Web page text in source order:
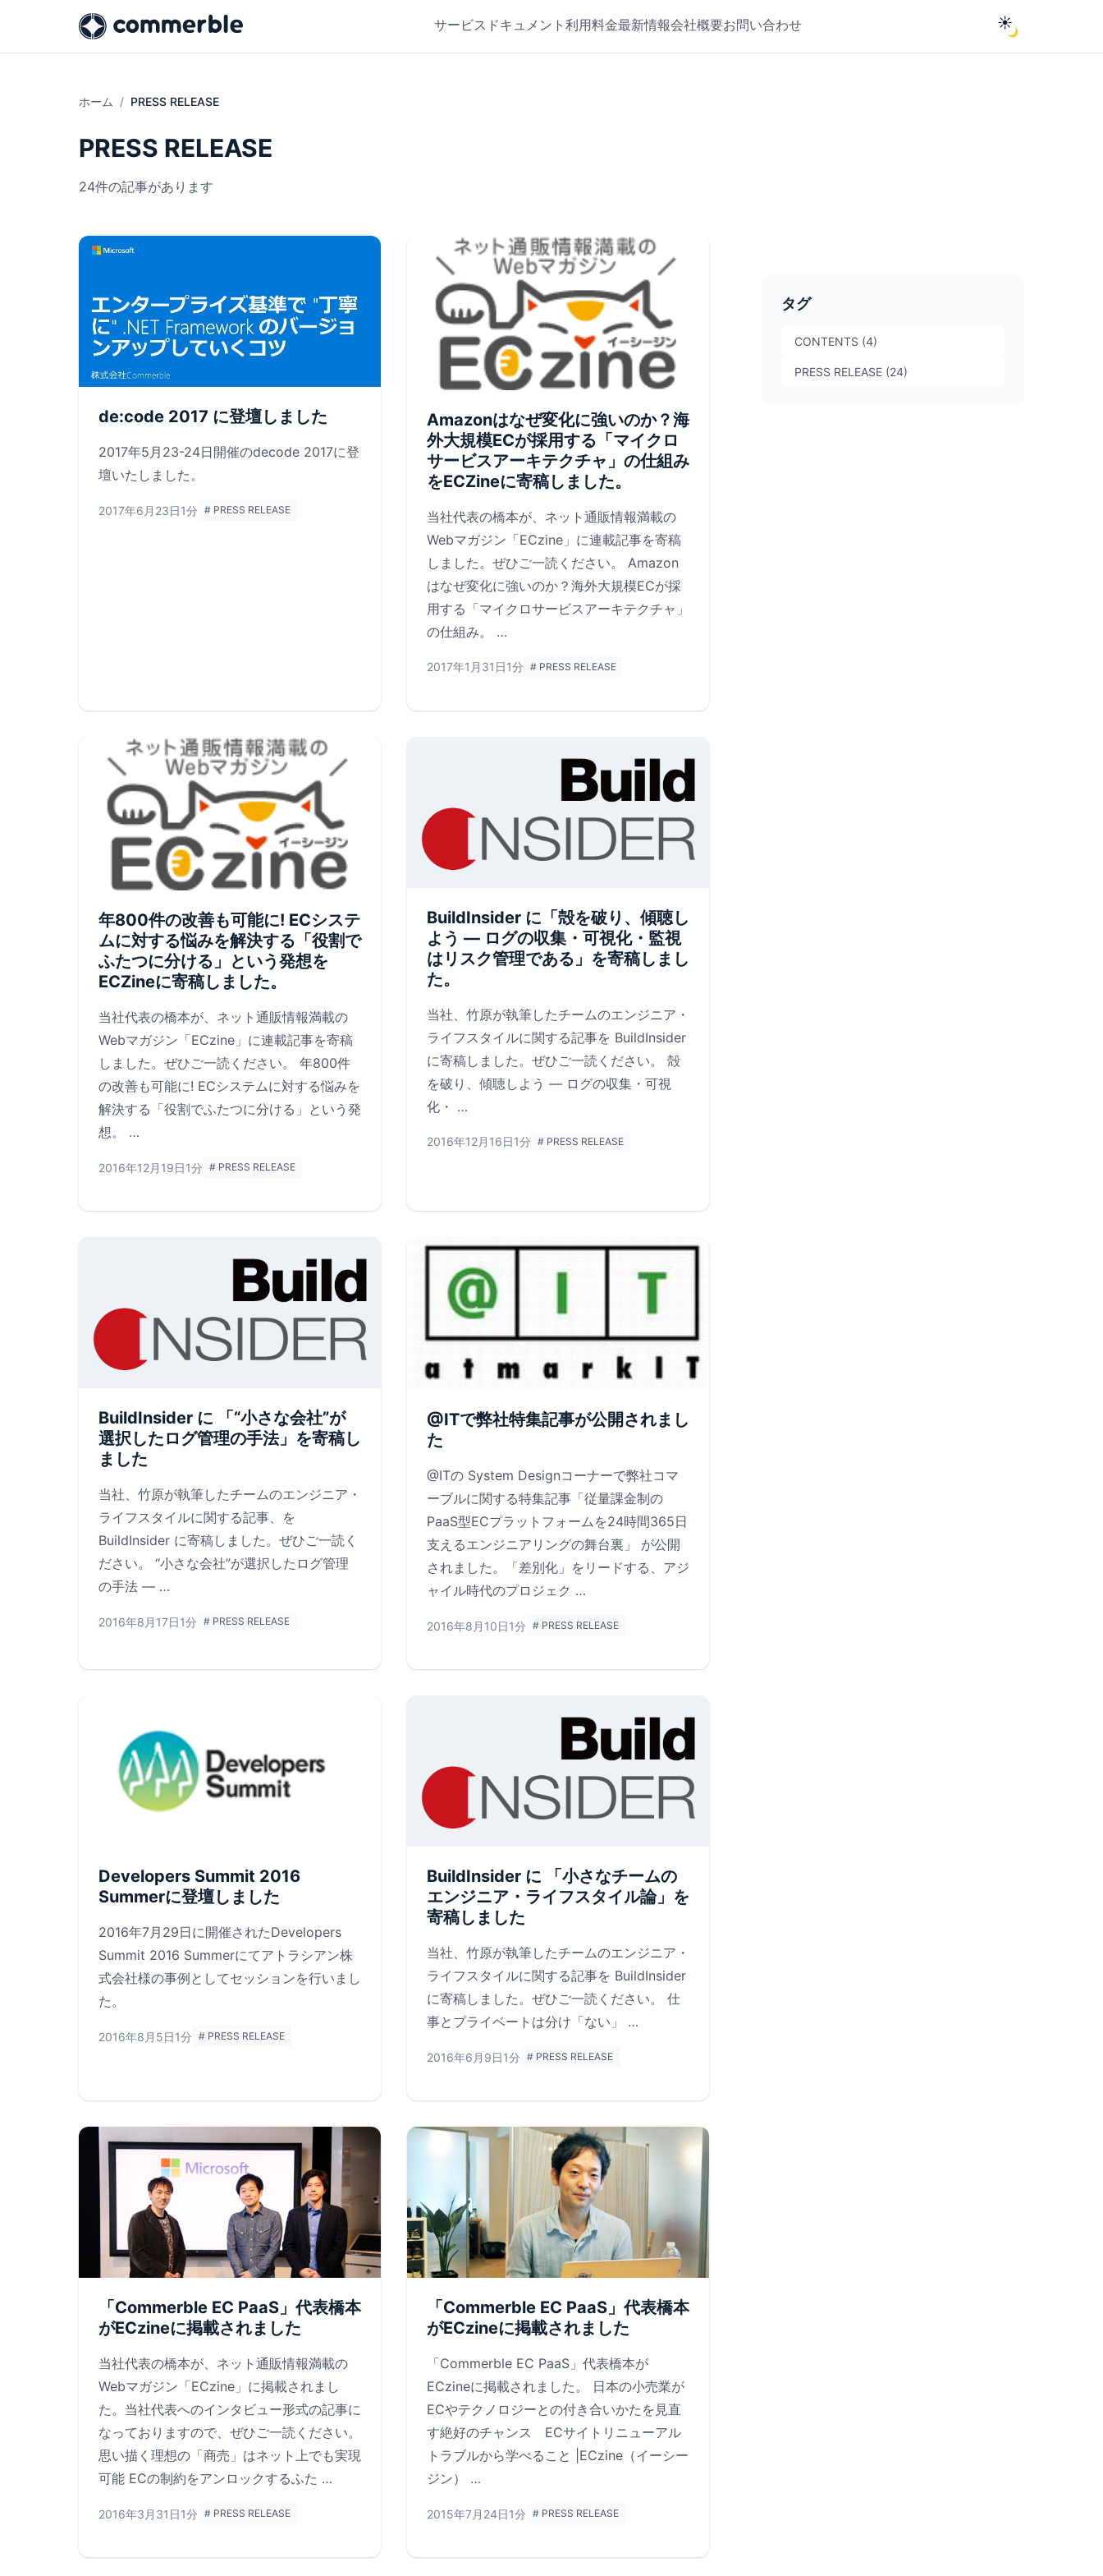
サービス ドキュメント 利用料金最新情報会社概要お問い合わせ ☀️
🌙
ホーム PRESS RELEASE
PRESS RELEASE
24件の記事があります
de:code 2017 に登壇しました
2017年5月23-24日開催のdecode 2017に登
壇いたしました。
2017年6月23日1分 # PRESS RELEASE
Amazonはなぜ変化に強いのか？海
外大規模ECが採用する「マイクロ
サービスアーキテクチャ」の仕組み
をECZineに寄稿しました。
当社代表の橋本が、ネット通販情報満載の
Webマガジン「ECzine」に連載記事を寄稿
しました。ぜひご一読ください。 Amazon
はなぜ変化に強いのか？海外大規模ECが採
用する「マイクロサービスアーキテクチャ」
の仕組み。 …
2017年1月31日1分 # PRESS RELEASE
年800件の改善も可能に! ECシステ
ムに対する悩みを解決する「役割で
ふたつに分ける」という発想を
ECZineに寄稿しました。
当社代表の橋本が、ネット通販情報満載の
Webマガジン「ECzine」に連載記事を寄稿
しました。ぜひご一読ください。 年800件
の改善も可能に! ECシステムに対する悩みを
解決する「役割でふたつに分ける」という発
想。 …
2016年12月19日1分 # PRESS RELEASE
BuildInsider に「殻を破り、傾聴し
よう ― ログの収集・可視化・監視
はリスク管理である」を寄稿しまし
た。
当社、竹原が執筆したチームのエンジニア・
ライフスタイルに関する記事を BuildInsider
に寄稿しました。ぜひご一読ください。 殻
を破り、傾聴しよう ― ログの収集・可視
化・ …
2016年12月16日1分 # PRESS RELEASE
BuildInsider に 「“小さな会社”が
選択したログ管理の手法」を寄稿し
ました
当社、竹原が執筆したチームのエンジニア・
ライフスタイルに関する記事、を
BuildInsider に寄稿しました。ぜひご一読く
ださい。 “小さな会社”が選択したログ管理
の手法 ― …
2016年8月17日1分 # PRESS RELEASE
@ITで弊社特集記事が公開されまし
た
@ITの System Designコーナーで弊社コマ
ーブルに関する特集記事「従量課金制の
PaaS型ECプラットフォームを24時間365日
支えるエンジニアリングの舞台裏」 が公開
されました。「差別化」をリードする、アジ
ャイル時代のプロジェク …
2016年8月10日1分 # PRESS RELEASE
Developers Summit 2016
Summerに登壇しました
2016年7月29日に開催されたDevelopers
Summit 2016 Summerにてアトラシアン株
式会社様の事例としてセッションを行いまし
た。
2016年8月5日1分 # PRESS RELEASE
BuildInsider に 「小さなチームの
エンジニア・ライフスタイル論」を
寄稿しました
当社、竹原が執筆したチームのエンジニア・
ライフスタイルに関する記事を BuildInsider
に寄稿しました。ぜひご一読ください。 仕
事とプライベートは分け「ない」 …
2016年6月9日1分 # PRESS RELEASE
「Commerble EC PaaS」代表橋本
がECzineに掲載されました
当社代表の橋本が、ネット通販情報満載の
Webマガジン「ECzine」に掲載されまし
た。当社代表へのインタビュー形式の記事に
なっておりますので、ぜひご一読ください。
思い描く理想の「商売」はネット上でも実現
可能 ECの制約をアンロックするふた …
2016年3月31日1分 # PRESS RELEASE
「Commerble EC PaaS」代表橋本
がECzineに掲載されました
「Commerble EC PaaS」代表橋本が
ECzineに掲載されました。 日本の小売業が
ECやテクノロジーとの付き合いかたを見直
す絶好のチャンス ECサイトリニューアル
トラブルから学べること |ECzine（イーシー
ジン） …
2015年7月24日1分 # PRESS RELEASE
タグ
CONTENTS (4)
PRESS RELEASE (24)